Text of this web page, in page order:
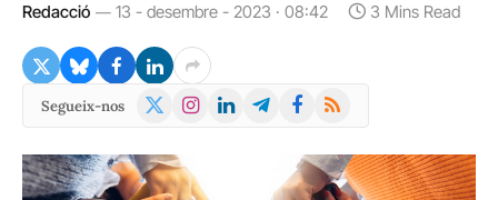
Redacció 13 - desembre - 2023 · 08:42 3 Mins Read
Segueix-nos
X
Instagram
LinkedInTelegramFacebook
RSS